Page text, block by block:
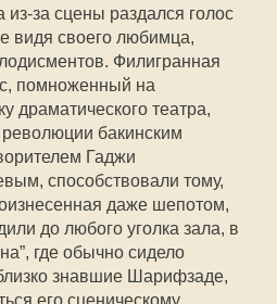
из-за сцены раздался голос
видя своего любимца,
Филигранная
помноженный на
драматического театра,
бакинским
Гаджи
способствовали тому,
даже шепотом,
до любого уголка зала, в
где обычно сидело
знавшие Шарифзаде,
его сценическому